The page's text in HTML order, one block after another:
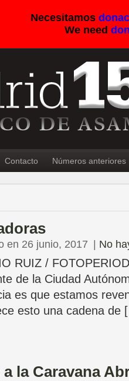
Necesitamos
We need
Contacto Números anteriores
en 26 junio, 2017 No
RUIZ /
de la Ciudad
es que estamos
esto una cadena de
a la Caravana